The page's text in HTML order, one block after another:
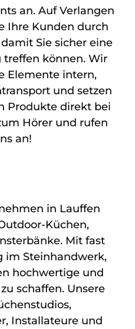
an. Auf Verlangen
Ihre Kunden durch
Sie sicher eine
können. Wir
Elemente intern,
und setzen
Produkte direkt bei
Hörer und rufen
an!
in Lauffen
Küchen,
Mit fast
im Steinhandwerk,
hochwertige und
schaffen. Unsere
Installateure und